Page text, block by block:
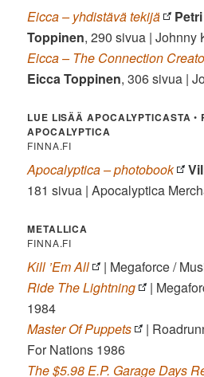
Eicca – yhdistävä tekijä
Toppinen, 290 sivua | Johnny
Eicca – The Connection
Eicca Toppinen, 306 sivua |
LUE LISÄÄ APOCALYPTICASTA •
APOCALYPTICA
FINNA.FI
Apocalyptica – photobook
181 sivua | Apocalyptica
METALLICA
FINNA.FI
Kill ’Em All
| Megaforce /
Ride The Lightning
|
1984
Master Of Puppets
|
For Nations 1986
The $5.98 E.P. Garage Days